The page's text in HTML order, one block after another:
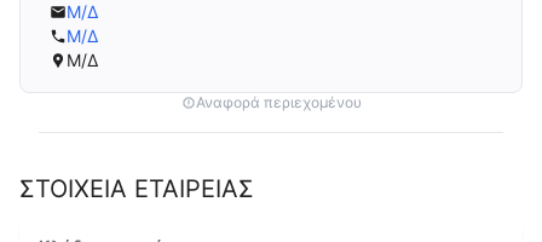
Μ/Δ
Μ/Δ
Μ/Δ
Αναφορά περιεχομένου
ΣΤΟΙΧΕΙΑ ΕΤΑΙΡΕΙΑΣ